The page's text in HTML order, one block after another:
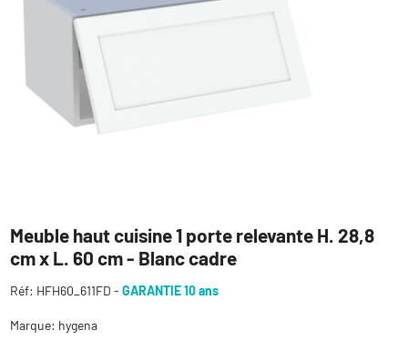
Meuble haut cuisine 1 porte relevante H. 28,8
cm x L. 60 cm - Blanc cadre
Réf: HFH60_611FD - GARANTIE 10 ans
Marque: hygena